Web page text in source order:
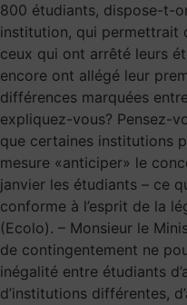
800 étudiants, dispose-t-
institution, qui permettrait
ceux qui ont arrêté leurs
encore ont allégé leur
différences marquées
expliquez-vous? Pensez-
que certaines institutions
mesure «anticiper» le
janvier les étudiants – ce
conforme à l’esprit de la
(Ecolo). – Monsieur le
de contingentement ne
inégalité entre étudiants
d’institutions différentes,